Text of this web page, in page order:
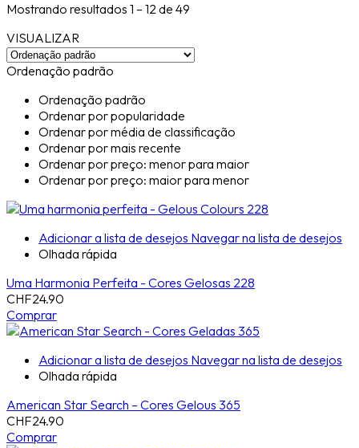
Mostrando resultados 1 – 12de 49
VISUALIZAR
Ordenação padrão
Ordenação padrão
Ordenar por popularidade
Ordenar por média de classificação
Ordenar por mais recente
Ordenar por preço: menor para maior
Ordenar por preço: maior para menor
Adicionar a lista de desejos Navegar na lista de desejos
Olhada rápida
Uma Harmonia Perfeita - Cores Gelosas 228
CHF24.90
Comprar
Adicionar a lista de desejos Navegar na lista de desejos
Olhada rápida
American Star Search – Cores Gelous 365
CHF24.90
Comprar